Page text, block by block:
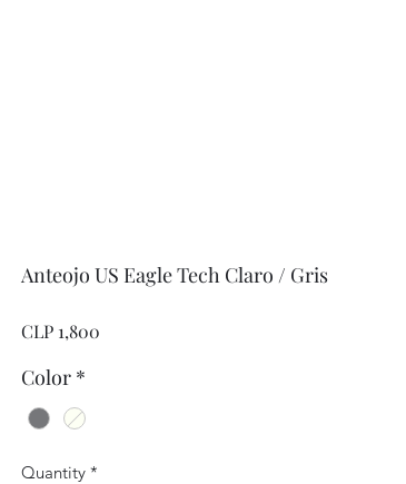
Anteojo US Eagle Tech Claro / Gris
CLP 1,800
Color *
Quantity *